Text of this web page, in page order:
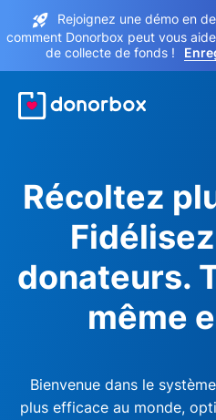
Rejoignez une démo en
comment Donorbox peut vous
de collecte de fonds !
Récoltez
donateurs.
même
Bienvenue dans le
plus efficace au monde,